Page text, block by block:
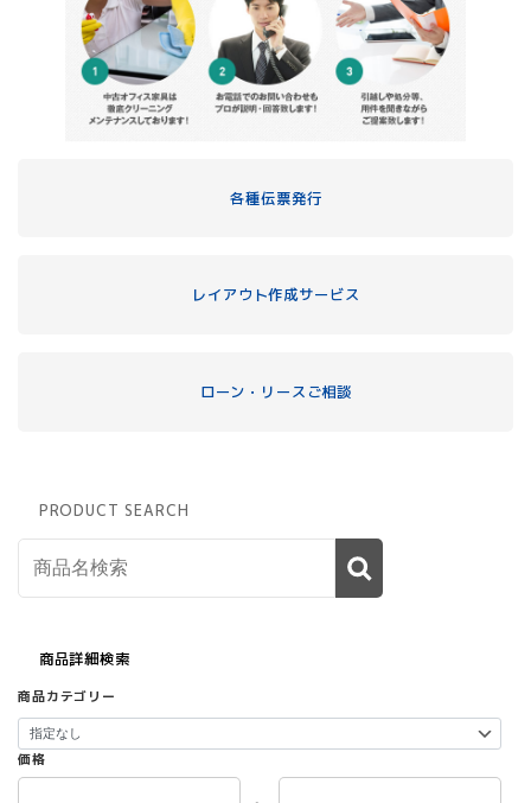
各種伝票発行
レイアウト作成サービス
ローン・リースご相談
PRODUCT SEARCH
商品詳細検索
商品カテゴリー
価格